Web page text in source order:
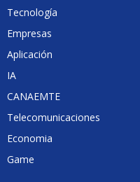
Tecnología
Empresas
Aplicación
IA
CANAEMTE
Telecomunicaciones
Economia
Game